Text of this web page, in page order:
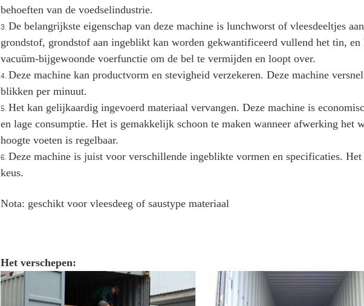
behoeften van de voedselindustrie.
3. De belangrijkste eigenschap van deze machine is lunchworst of vleesdeeltjes
grondstof, grondstof aan ingeblikt kan worden gekwantificeerd vullend het tin, en
vacuüm-bijgewoonde voerfunctie om de bel te vermijden en loopt over.
4. Deze machine kan productvorm en stevigheid verzekeren. Deze machine
blikken per minuut.
5. Het kan gelijkaardig ingevoerd materiaal vervangen. Deze machine is
en lage consumptie. Het is gemakkelijk schoon te maken wanneer afwerking het
hoogte voeten is regelbaar.
6. Deze machine is juist voor verschillende ingeblikte vormen en specificaties.
keus.
Nota: geschikt voor vleesdeeg of saustype materiaal
Het verschepen: